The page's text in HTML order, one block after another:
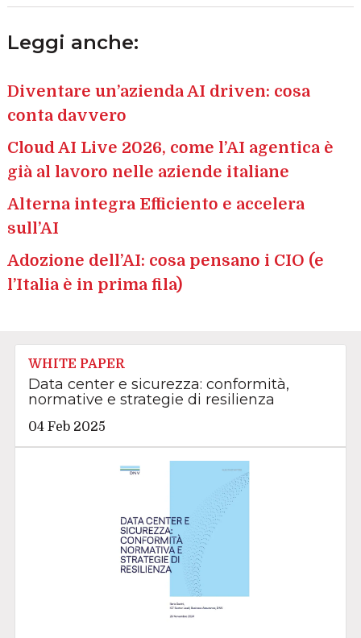
Leggi anche:
Diventare un’azienda AI driven: cosa
conta davvero
Cloud AI Live 2026, come l’AI agentica è
già al lavoro nelle aziende italiane
Alterna integra Efficiento e accelera
sull’AI
Adozione dell’AI: cosa pensano i CIO (e
l’Italia è in prima fila)
WHITE PAPER
Data center e sicurezza: conformità,
normative e strategie di resilienza
04 Feb 2025